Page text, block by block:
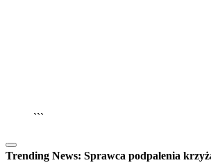
```
Trending News: Sprawca podpalenia